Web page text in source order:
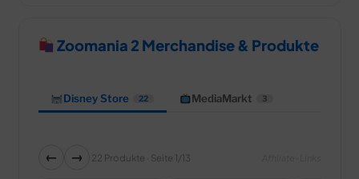
Zoomania 2 Merchandise & Produkte
Disney Store 22 MediaMarkt 3
← → 22 Produkte · Seite 1/13